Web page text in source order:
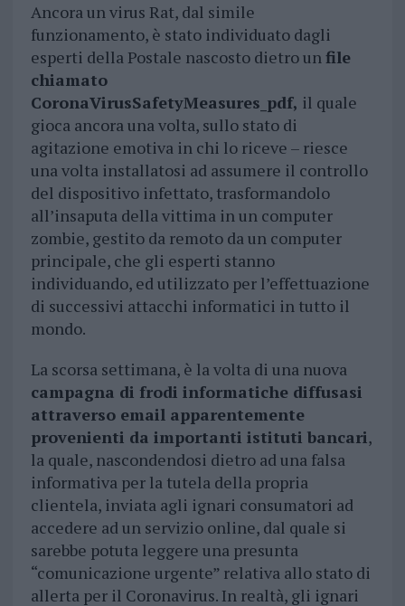
Ancora un virus Rat, dal simile
funzionamento, è stato individuato dagli
esperti della Postale nascosto dietro unfile
chiamato
CoronaVirusSafetyMeasures_pdf, il quale
gioca ancora una volta, sullo stato di
agitazione emotiva in chi lo riceve – riesce
una volta installatosi ad assumere il controllo
del dispositivo infettato, trasformandolo
all’insaputa della vittima in un computer
zombie, gestito da remoto da un computer
principale, che gli esperti stanno
individuando, ed utilizzato per l’effettuazione
di successivi attacchi informatici in tutto il
mondo.
La scorsa settimana, è la volta di una nuova
campagna di frodi informatiche diffusasi
attraverso email apparentemente
provenienti da importanti istituti bancari,
la quale, nascondendosi dietro ad una falsa
informativa per la tutela della propria
clientela, inviata agli ignari consumatori ad
accedere ad un servizio online, dal quale si
sarebbe potuta leggere una presunta
“comunicazione urgente” relativa allo stato di
allerta per il Coronavirus. In realtà, gli ignari